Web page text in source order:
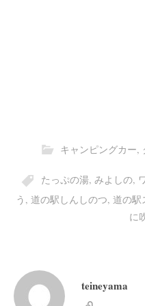
キャンピングカー,
たっぷの湯, みよしの,
う , 道の駅しんしのつ, 道の駅
に
teineyama